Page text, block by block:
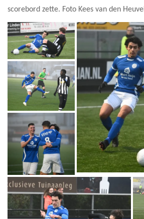
scorebord zette. Foto Kees van den Heuvel